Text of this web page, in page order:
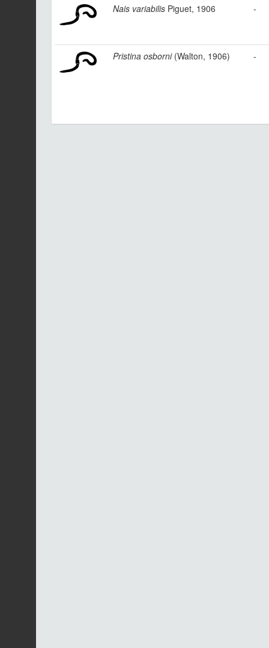
Nais variabilis Piguet, 1906 -
Pristina osborni(Walton, 1906) -